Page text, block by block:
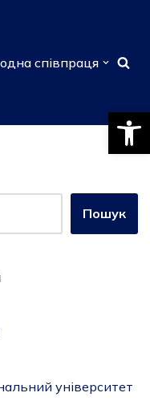
співпраця
Пошук
університет